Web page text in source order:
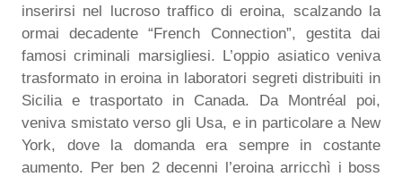
inserirsi nel lucroso traffico di eroina, scalzando la
ormai decadente “French Connection”, gestita dai
famosi criminali marsigliesi. L’oppio asiatico veniva
trasformato in eroina in laboratori segreti distribuiti in
Sicilia e trasportato in Canada. Da Montréal poi,
veniva smistato verso gli Usa, e in particolare a New
York, dove la domanda era sempre in costante
aumento. Per ben 2 decenni l’eroina arricchì i boss